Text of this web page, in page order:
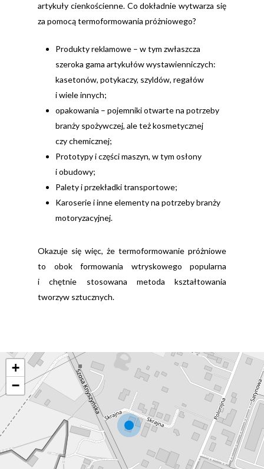
artykuły cienkościenne. Co dokładnie wytwarza się
za pomocą termoformowania próżniowego?
Produkty reklamowe – w tym zwłaszcza
szeroka gama artykułów wystawienniczych:
kasetonów, potykaczy, szyldów, regałów
i wiele innych;
opakowania – pojemniki otwarte na potrzeby
branży spożywczej, ale też kosmetycznej
czy chemicznej;
Prototypy i części maszyn, w tym osłony
i obudowy;
Palety i przekładki transportowe;
Karoserie i inne elementy na potrzeby branży
motoryzacyjnej.
Okazuje się więc, że termoformowanie próżniowe
to obok formowania wtryskowego popularna
i chętnie stosowana metoda kształtowania
tworzyw sztucznych.
+
−